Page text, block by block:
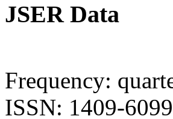
JSER Data
Frequency:
ISSN: 1409-